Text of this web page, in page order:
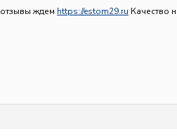
отзывы ждем https://estom29.ru Качество